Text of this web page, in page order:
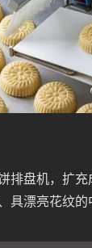
排盘机，扩充
具漂亮花纹的